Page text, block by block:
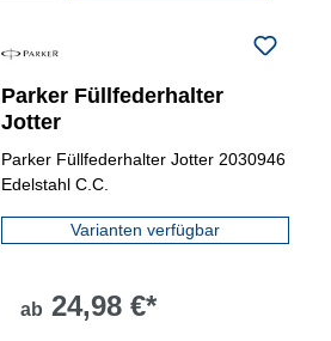
Parker Füllfederhalter
Jotter
Parker Füllfederhalter Jotter 2030946
Edelstahl C.C.
Varianten verfügbar
ab 24,98 €*